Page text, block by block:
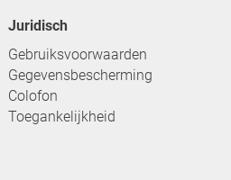
Juridisch
Gebruiksvoorwaarden
Gegevensbescherming
Colofon
Toegankelijkheid